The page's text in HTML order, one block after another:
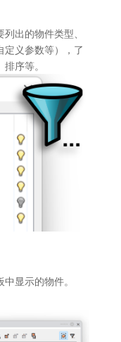
出的物件类型、
定义参数等），了
序等。
显示的物件。